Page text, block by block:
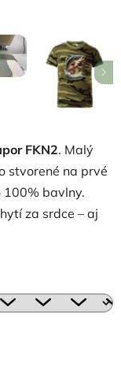
FKN2. Malý
stvorené na prvé
100% bavlny.
za srdce – aj